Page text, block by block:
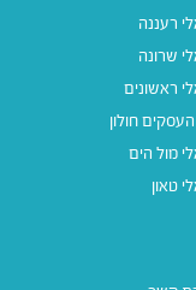
רעננה
שרונה
ראשונים
חולון
מול הים
טאון